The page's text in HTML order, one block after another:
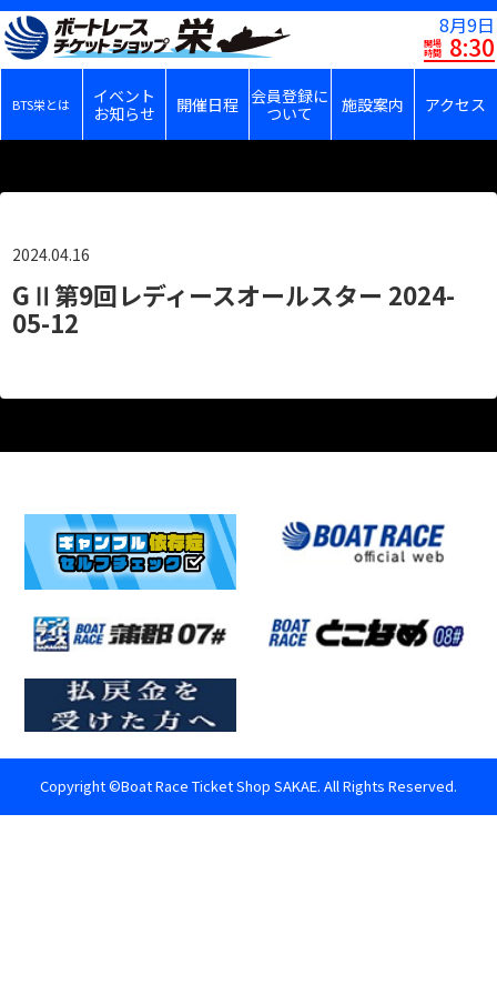
8月9日
開場
時間
8:30
BTS栄とは
イベント
お知らせ
開催日程 会員登録に
ついて
施設案内 アクセス
2024.04.16
GⅡ第9回レディースオールスター 2024-
05-12
Copyright ©Boat Race Ticket Shop SAKAE. All Rights Reserved.